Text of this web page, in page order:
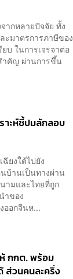
ากหลายปัจจัย ทั้ง
ะมาตรการภาษีของ
บ ในการเจรจาต่อ
ำคัญ ผ่านการขึ้น
าะห์ชี้ปมลักลอบ
ยงใต้ไปยัง
บ้านเป็นทางผ่าน
ามและไทยที่ถูก
ำของ
ออกจีนห...
กกต. พร้อม
ส่วนคนละครึ่ง